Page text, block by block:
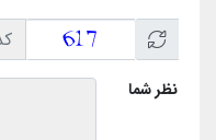
نظر شما